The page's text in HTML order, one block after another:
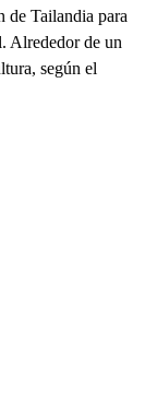
de Tailandia para
Alrededor de un
según el